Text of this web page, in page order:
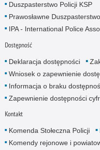
Duszpasterstwo Policji KSP
Prawosławne
IPA - International Police
Dostępność
Deklaracja dostępności
Wniosek o zapewnienie
Informacja o braku
Zapewnienie dostępności
Kontakt
Komenda Stołeczna Policji
Komendy rejonowe i